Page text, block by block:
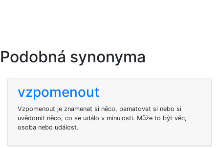
Podobná synonyma
vzpomenout
Vzpomenout je znamenat si něco, pamatovat si nebo si
uvědomit něco, co se událo v minulosti. Může to být věc,
osoba nebo událost.